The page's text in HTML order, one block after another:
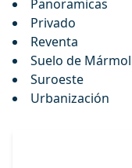
Panoramicas
Privado
Reventa
Suelo de Mármol
Suroeste
Urbanización